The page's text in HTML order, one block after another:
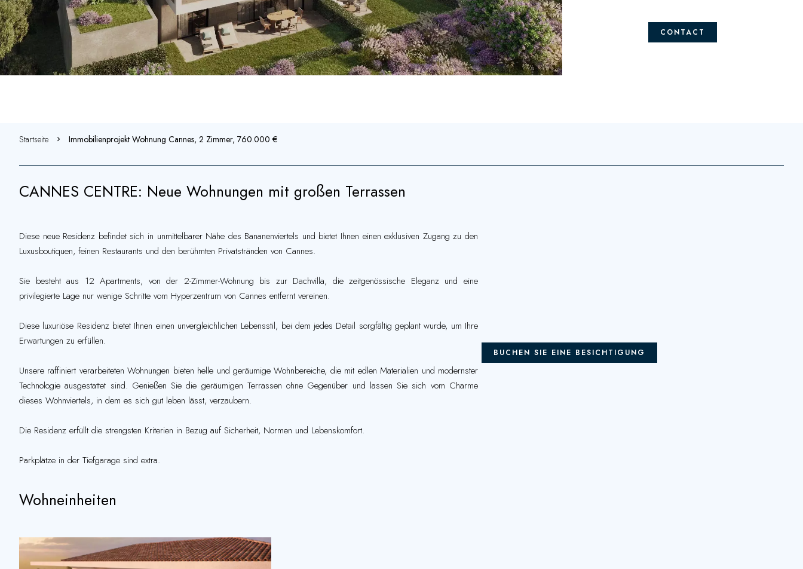
CONTACT
Startseite Immobilienprojekt Wohnung Cannes, 2 Zimmer, 760.000 €
BUCHEN SIE EINE BESICHTIGUNG
CANNES CENTRE: Neue Wohnungen mit großen Terrassen
Diese neue Residenz befindet sich in unmittelbarer Nähe des Bananenviertels und bietet Ihnen einen exklusiven Zugang zu den
Luxusboutiquen, feinen Restaurants und den berühmten Privatstränden von Cannes.
Sie besteht aus 12 Apartments, von der 2-Zimmer-Wohnung bis zur Dachvilla, die zeitgenössische Eleganz und eine
privilegierte Lage nur wenige Schritte vom Hyperzentrum von Cannes entfernt vereinen.
Diese luxuriöse Residenz bietet Ihnen einen unvergleichlichen Lebensstil, bei dem jedes Detail sorgfältig geplant wurde, um Ihre
Erwartungen zu erfüllen.
Unsere raffiniert verarbeiteten Wohnungen bieten helle und geräumige Wohnbereiche, die mit edlen Materialien und modernster
Technologie ausgestattet sind. Genießen Sie die geräumigen Terrassen ohne Gegenüber und lassen Sie sich vom Charme
dieses Wohnviertels, in dem es sich gut leben lässt, verzaubern.
Die Residenz erfüllt die strengsten Kriterien in Bezug auf Sicherheit, Normen und Lebenskomfort.
Parkplätze in der Tiefgarage sind extra.
Wohneinheiten